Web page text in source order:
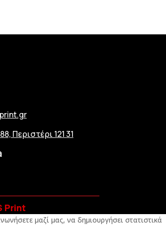
Περιστέρι 121 31
Print
μαζί μας, να δημιουργήσει στατιστικά